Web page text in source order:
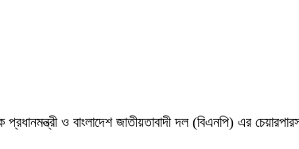
প্রধানমন্ত্রী ও বাংলাদেশ জাতীয়তাবাদী দল (বিএনপি) এর